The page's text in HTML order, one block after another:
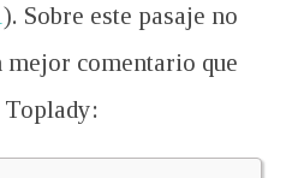
). Sobre este pasaje no
mejor comentario que
Toplady: